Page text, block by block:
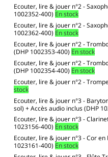
Ecouter, lire & jouer n°2 -
1002352-400) En stock
Ecouter, lire & jouer n°2 -
1002362-400) En stock
Ecouter, lire & jouer n°2 -
(DHP 1002353-400) En stock
Ecouter, lire & jouer n°2 -
(DHP 1002354-400) En stock
Ecouter, lire & jouer n°2 -
stock
Ecouter, lire & jouer n°3 -
sol) + Accès audio inclus (DHP
Ecouter, lire & jouer n°3 -
1023156-400) En stock
Ecouter, lire & jouer n°3 - Cor en
1023161-400) En stock